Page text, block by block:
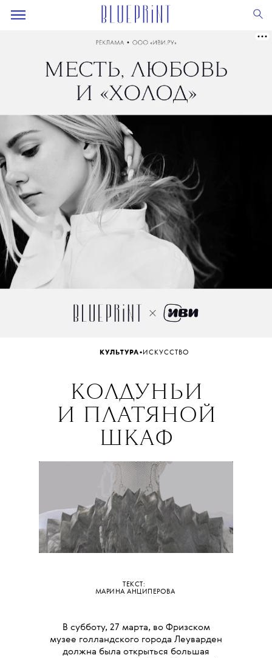
КУЛЬТУРА•ИСКУССТВО
КОЛДУНЬИ
И ПЛАТЯНОЙ
ШКАФ
ТЕКСТ:
МАРИНА АНЦИПЕРОВА
В субботу, 27 марта, во Фризском
музее голландского города Леуварден
должна была открыться большая